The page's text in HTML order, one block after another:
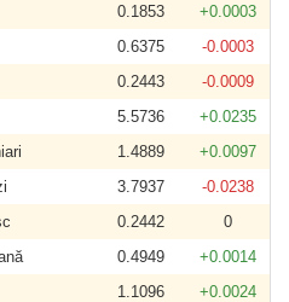
0.1853
+0.0003
0.6375
-0.0003
0.2443
-0.0009
5.5736
+0.0235
1.4889
+0.0097
3.7937
-0.0238
0.2442
0
0.4949
+0.0014
1.1096
+0.0024